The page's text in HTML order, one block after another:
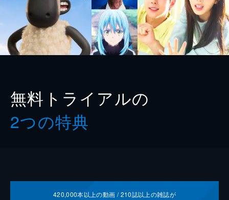
無料トライアルの
2つの特典
420,000本以上の動画 /210誌以上の雑誌が